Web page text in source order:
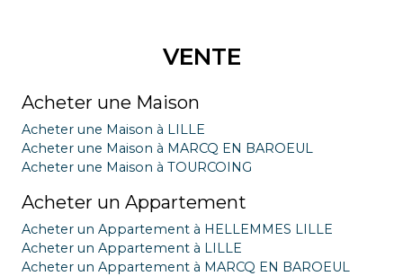
VENTE
Acheter une Maison
Acheter une Maison à LILLE
Acheter une Maison à MARCQ EN BAROEUL
Acheter une Maison à TOURCOING
Acheter un Appartement
Acheter un Appartement à HELLEMMES LILLE
Acheter un Appartement à LILLE
Acheter un Appartement à MARCQ EN BAROEUL